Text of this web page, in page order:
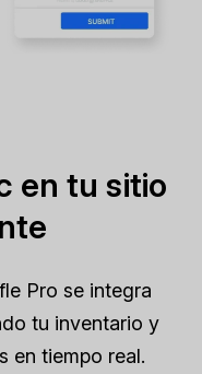
en tu sitio
Pro se integra
tu inventario y
en tiempo real.